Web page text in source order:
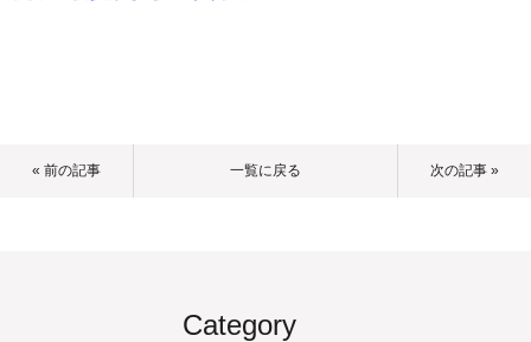
« 前の記事 一覧に戻る 次の記事 »
Category